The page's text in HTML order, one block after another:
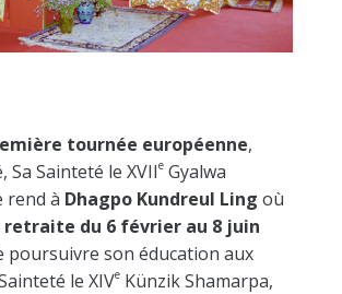
tournée européenne,
Sa Sainteté le XVIIeGyalwa
rend à Dhagpo Kundreul Ling où
retraite du 6 février au 8 juin
poursuivre son éducation aux
le XIVeKünzik Shamarpa,